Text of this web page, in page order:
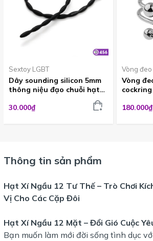
Sextoy LGBT
Dây sounding silicon 5mm
thông niệu đạo chuỗi hạt
30.000₫
Vòng
Vòng
180.000₫
Thông tin sản phẩm
Hạt Xí Ngầu 12 Tư Thế – Trò Chơi
Vị Cho Các Cặp Đôi
Hạt Xí Ngầu 12 Mặt – Đổi Gió Cuộc
Bạn muốn làm mới đời sống tình dục